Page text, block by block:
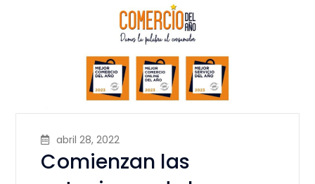
abril 28, 2022
Comienzan las